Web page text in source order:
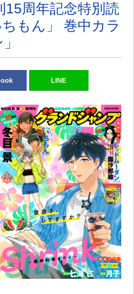
15周年記念特別読
もん」 巻中カラ
LINE